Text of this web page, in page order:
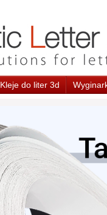
Kleje do liter 3d